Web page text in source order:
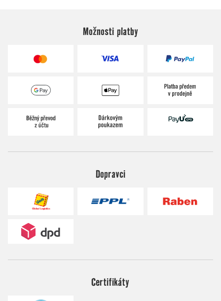
Možnosti platby
Dopravci
Certifikáty